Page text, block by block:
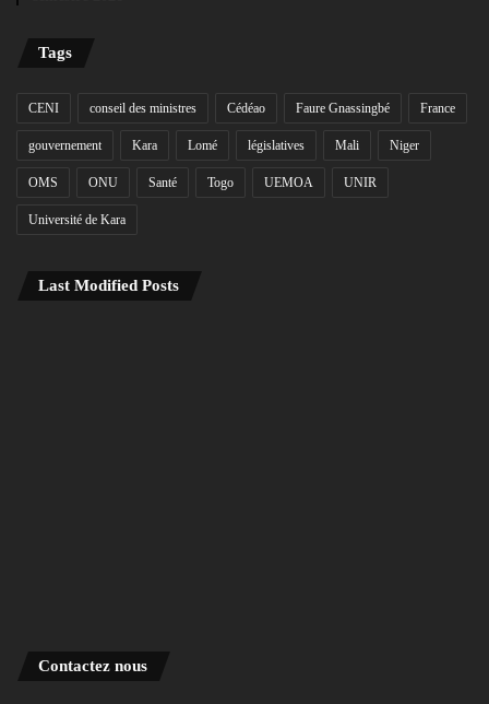
Tags
CENI conseil des ministres Cédéao Faure Gnassingbé France
gouvernement Kara Lomé législatives Mali Niger
OMS ONU Santé Togo UEMOA UNIR
Université de Kara
Last Modified Posts
Contactez nous